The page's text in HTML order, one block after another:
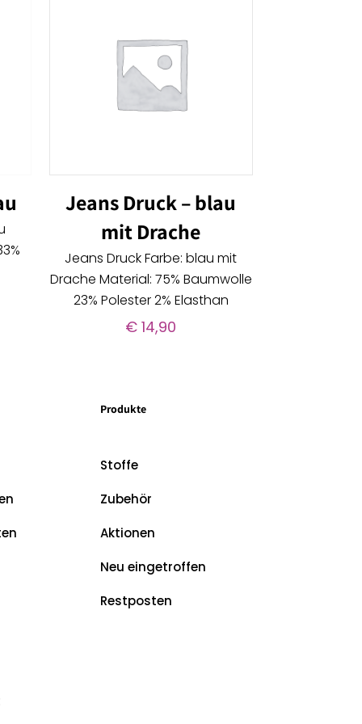
Jeans Druck – blau
mit Drache
Jeans Druck Farbe: blau mit
Drache Material: 75% Baumwolle
23% Polester 2% Elasthan
€ 14,90
Produkte
Stoffe
Zubehör
Aktionen
Neu eingetroffen
Restposten